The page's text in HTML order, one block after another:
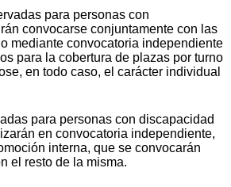
para personas con
convocarse conjuntamente con las
mediante convocatoria independiente
para la cobertura de plazas por turno
en todo caso, el carácter individual
para personas con discapacidad
en convocatoria independiente,
interna, que se convocarán
el resto de la misma.